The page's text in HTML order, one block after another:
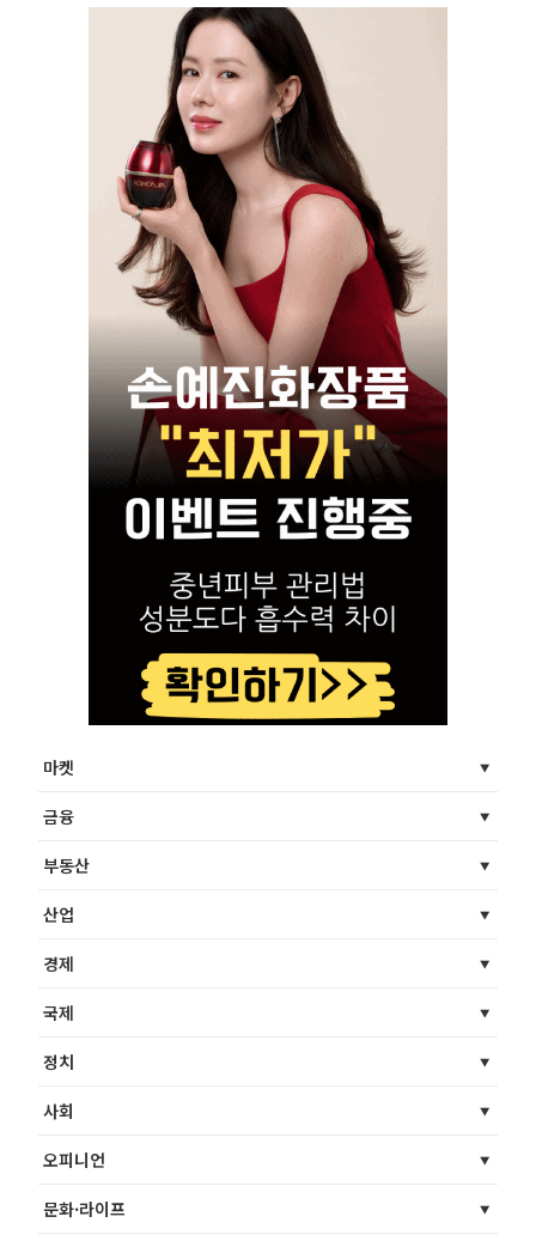
마켓
금융
부동산
산업
경제
국제
정치
사회
오피니언
문화·라이프